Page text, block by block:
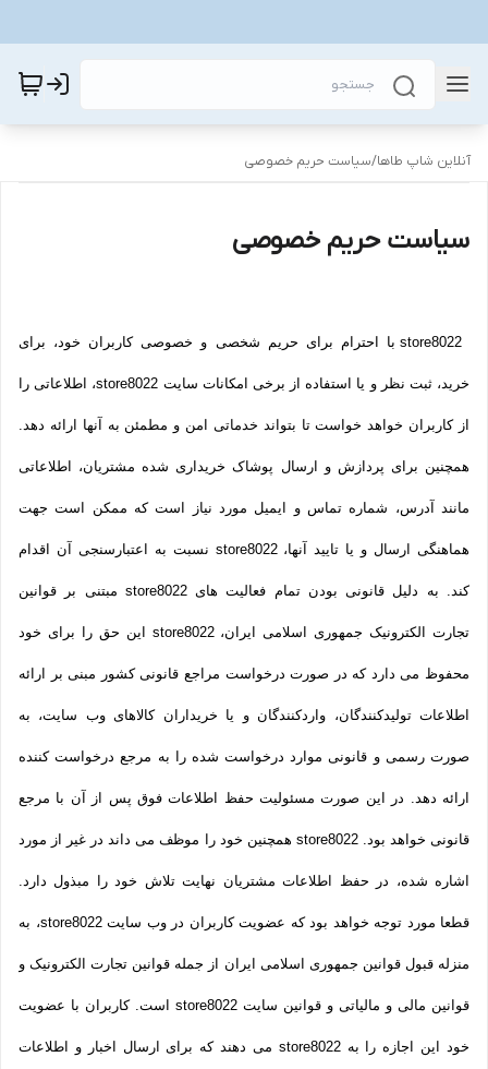
آنلاین شاپ طاها/سیاست حریم خصوصی
سیاست حریم خصوصی
store8022 با احترام برای حریم شخصی و خصوصی کاربران خود، برای
خرید، ثبت نظر و یا استفاده از برخی امکانات سایت store8022، اطلاعاتی را
از کاربران خواهد خواست تا بتواند خدماتی امن و مطمئن به آنها ارائه دهد.
همچنین برای پردازش و ارسال پوشاک خریداری شده مشتریان، اطلاعاتی
مانند آدرس، شماره تماس و ایمیل مورد نیاز است که ممکن است جهت
هماهنگی ارسال و یا تایید آنها، store8022 نسبت به اعتبارسنجی آن اقدام
کند. به دلیل قانونی بودن تمام فعالیت های store8022 مبتنی بر قوانین
تجارت الکترونیک جمهوری اسلامی ایران، store8022 این حق را برای خود
محفوظ می دارد که در صورت درخواست مراجع قانونی کشور مبنی بر ارائه
اطلاعات تولیدکنندگان، واردکنندگان و یا خریداران کالاهای وب سایت، به
صورت رسمی و قانونی موارد درخواست شده را به مرجع درخواست کننده
ارائه دهد. در این صورت مسئولیت حفظ اطلاعات فوق پس از آن با مرجع
قانونی خواهد بود. store8022 همچنین خود را موظف می داند در غیر از مورد
اشاره شده، در حفظ اطلاعات مشتریان نهایت تلاش خود را مبذول دارد.
قطعا مورد توجه خواهد بود که عضویت کاربران در وب سایت store8022، به
منزله قبول قوانین جمهوری اسلامی ایران از جمله قوانین تجارت الکترونیک و
قوانین مالی و مالیاتی و قوانین سایت store8022 است. کاربران با عضویت
خود این اجازه را به store8022 می دهند که برای ارسال اخبار و اطلاعات